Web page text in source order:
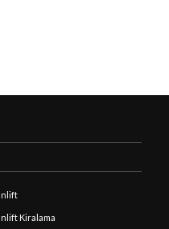
Kiralama